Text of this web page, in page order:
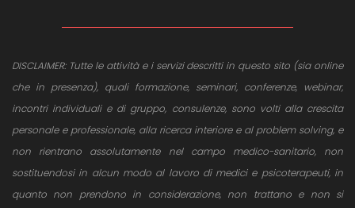
DISCLAIMER: Tutte le attività e i servizi descritti in questo sito (sia online
che in presenza), quali formazione, seminari, conferenze, webinar,
incontri individuali e di gruppo, consulenze, sono volti alla crescita
personale e professionale, alla ricerca interiore e al problem solving, e
non rientrano assolutamente nel campo medico-sanitario, non
sostituendosi in alcun modo al lavoro di medici e psicoterapeuti, in
quanto non prendono in considerazione, non trattano e non si